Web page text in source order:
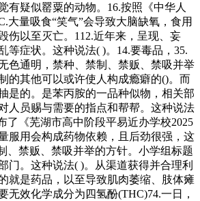
有疑似罂粟的动物。16.按照《中华人
大量吸食“笑气”会导致大脑缺氧，食用
伤以至灭亡。112.近年来，呈现、妄
等症状。这种说法( )。14.要毒品，35.
色通明，禁种、禁制、禁贩、禁吸并举
的其他可以或许使人构成瘾癖的()。而
是的。是苯丙胺的一品种似物，相关部
人员赐与需要的指点和帮帮。这种说法
了《芜湖市高中阶段平易近办学校2025
服用会构成药物依赖，且后劲很强，这
、禁贩、禁吸并举的方针。小学组标题
门。这种说法( )。从渠道获得并合理利
就是药品，以至导致肌肉萎缩、肢体瘫
无效化学成分为四氢酚(THC)74.一日，